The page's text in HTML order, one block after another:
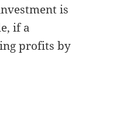
is
if a
profits by